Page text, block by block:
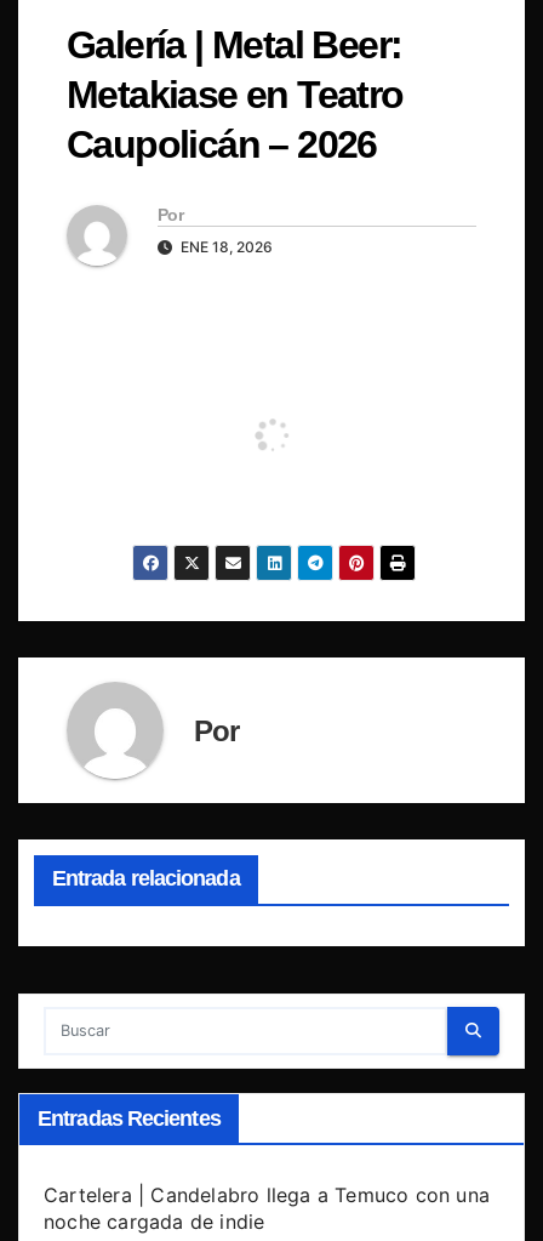
Galería | Metal Beer:
Metakiase en Teatro
Caupolicán – 2026
Por
ENE 18, 2026
Por
Entrada relacionada
Entradas Recientes
Cartelera | Candelabro llega a Temuco con una
noche cargada de indie